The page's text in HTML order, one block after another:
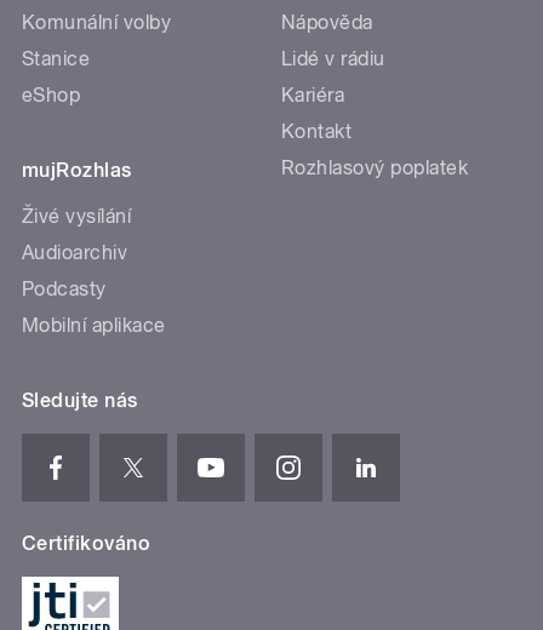
Komunální volby
Stanice
eShop
mujRozhlas
Živé vysílání
Audioarchiv
Podcasty
Mobilní aplikace
Nápověda
Lidé v rádiu
Kariéra
Kontakt
Rozhlasový poplatek
Sledujte nás
Certifikováno